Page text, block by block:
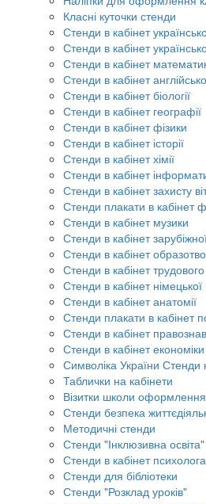
Класні куточки стенди
Стенди в кабінет
Стенди в кабінет
Стенди в кабінет
Стенди в кабінет
Стенди в кабінет біології
Стенди в кабінет географії
Стенди в кабінет фізики
Стенди в кабінет історії
Стенди в кабінет хімії
Стенди в кабінет
Стенди в кабінет захисту
Стенди плакати в кабінет
Стенди в кабінет музики
Стенди в кабінет
Стенди в кабінет
Стенди в кабінет
Стенди в кабінет
Стенди в кабінет анатомії
Стенди плакати в кабінет
Стенди в кабінет
Стенди в кабінет економіки
Символіка України Стенди
Таблички на кабінети
Візитки школи
Стенди безпека
Методичні стенди
Стенди "Інклюзивна освіта"
Стенди в кабінет психолога
Стенди для бібліотеки
Стенди "Розклад уроків"